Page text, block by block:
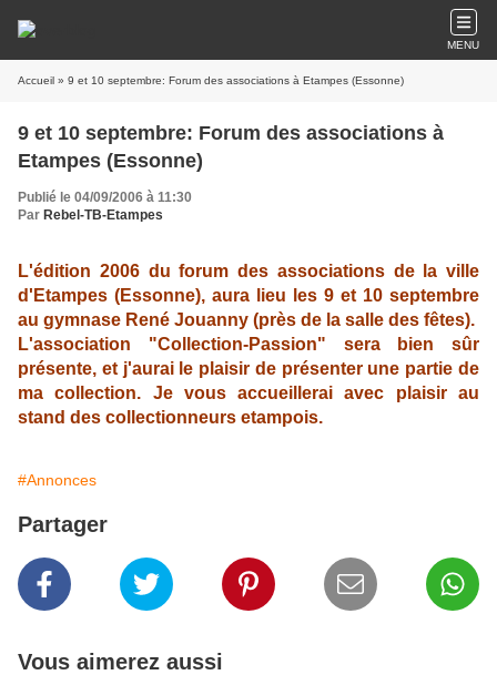
MENU
Accueil » 9 et 10 septembre: Forum des associations à Etampes (Essonne)
9 et 10 septembre: Forum des associations à
Etampes (Essonne)
Publié le 04/09/2006 à 11:30
Par Rebel-TB-Etampes
L'édition 2006 du forum des associations de la ville
d'Etampes (Essonne), aura lieu les 9 et 10 septembre
au gymnase René Jouanny (près de la salle des fêtes).
L'association "Collection-Passion" sera bien sûr
présente, et j'aurai le plaisir de présenter une partie de
ma collection. Je vous accueillerai avec plaisir au
stand des collectionneurs etampois.
#Annonces
Partager
Vous aimerez aussi